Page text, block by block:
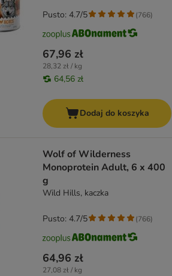
67,96 zł
28,32 zł / kg
64,56 zł
Pusto: 4.7/5 (766)
Dodaj do koszyka
Wolf of Wilderness
Monoprotein Adult, 6 x 400
g
Wild Hills, kaczka
64,96 zł
27,08 zł / kg
Pusto: 4.7/5 (766)